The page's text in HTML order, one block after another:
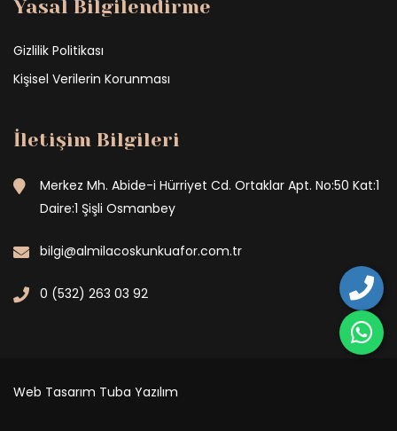
Yasal Bilgilendirme
Gizlilik Politikası
Kişisel Verilerin Korunması
İletişim Bilgileri
Merkez Mh. Abide-i Hürriyet Cd. Ortaklar Apt. No:50 Kat:1
Daire:1 Şişli Osmanbey
bilgi@almilacoskunkuafor.com.tr
0 (532) 263 03 92
Web Tasarım Tuba Yazılım